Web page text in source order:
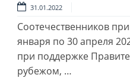
31.01.2022
Соотечественников
января по 30 апреля
при поддержке
рубежом, …